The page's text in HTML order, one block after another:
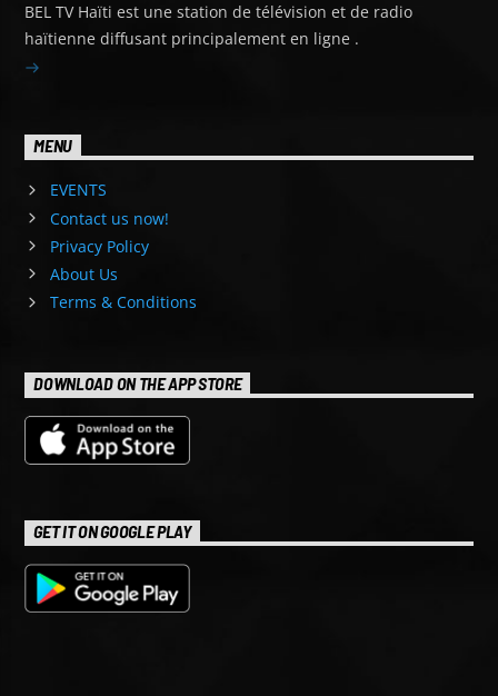
BEL TV Haïti est une station de télévision et de radio
haïtienne diffusant principalement en ligne .
MENU
EVENTS
Contact us now!
Privacy Policy
About Us
Terms & Conditions
DOWNLOAD ON THE APP STORE
GET IT ON GOOGLE PLAY